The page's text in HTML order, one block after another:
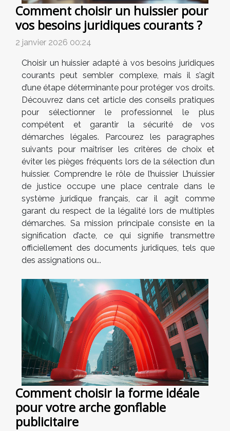
Comment choisir un huissier pour
vos besoins juridiques courants ?
2 janvier 2026 00:24
Choisir un huissier adapté à vos besoins juridiques
courants peut sembler complexe, mais il s’agit
d’une étape déterminante pour protéger vos droits.
Découvrez dans cet article des conseils pratiques
pour sélectionner le professionnel le plus
compétent et garantir la sécurité de vos
démarches légales. Parcourez les paragraphes
suivants pour maîtriser les critères de choix et
éviter les pièges fréquents lors de la sélection d’un
huissier. Comprendre le rôle de l’huissier L’huissier
de justice occupe une place centrale dans le
système juridique français, car il agit comme
garant du respect de la légalité lors de multiples
démarches. Sa mission principale consiste en la
signification d’acte, ce qui signifie transmettre
officiellement des documents juridiques, tels que
des assignations ou...
Comment choisir la forme idéale
pour votre arche gonflable
publicitaire